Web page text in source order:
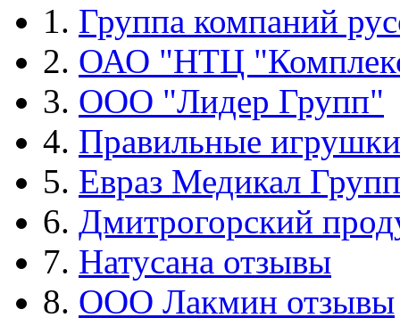
1. Группа компаний
2. ОАО "НТЦ
3. ООО "Лидер Групп"
4. Правильные игрушки
5. Евраз Медикал Групп
6. Дмитрогорский
7. Натусана отзывы
8. ООО Лакмин отзывы